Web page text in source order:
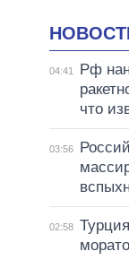
04:41
Рф
что
03:56
02:58